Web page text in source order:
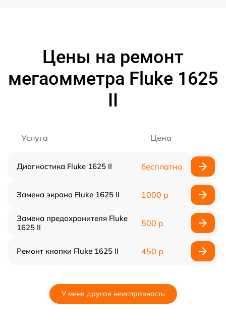
Цены на ремонт
мегаомметра Fluke 1625
II
Услуга Цена
Диагностика Fluke 1625 II бесплатно
Замена экрана Fluke 1625 II 1000 р
Замена предохранителя Fluke
1625 II
500 р
Ремонт кнопки Fluke 1625 II 450 р
У меня другая неисправность